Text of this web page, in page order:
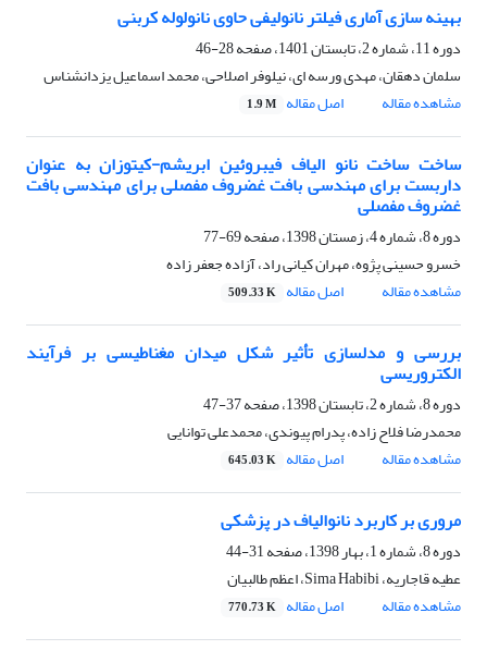
بهینه سازی آماری فیلتر نانولیفی حاوی نانولوله کربنی
دوره 11، شماره 2، تابستان 1401، صفحه
28-46
سلمان دهقان، مهدی ورسه ای، نیلوفر اصلاحی، محمد اسماعیل یزدانشناس
مشاهده مقاله
اصل مقاله 1.9 M
ساخت ساخت نانو الیاف فیبروئین ابریشم-کیتوزان به عنوان
داربست برای ‏مهندسی بافت غضروف مفصلی برای ‏مهندسی بافت
غضروف مفصلی
دوره 8، شماره 4، زمستان 1398، صفحه
69-77
خسرو حسینی پژوه، مهران کیانی راد، آزاده جعفر زاده
مشاهده مقاله
اصل مقاله 509.33 K
بررسی و مدلسازی تأثیر شکل میدان مغناطیسی بر فرآیند
الکتروریسی
دوره 8، شماره 2، تابستان 1398، صفحه
37-47
محمدرضا فلاح زاده، پدرام پیوندی، محمدعلی توانایی
مشاهده مقاله
اصل مقاله 645.03 K
مروری بر کاربرد نانوالیاف در پزشکی
دوره 8، شماره 1، بهار 1398، صفحه
31-44
عطیه قاجاریه، Sima Habibi، اعظم طالبیان
مشاهده مقاله
اصل مقاله 770.73 K